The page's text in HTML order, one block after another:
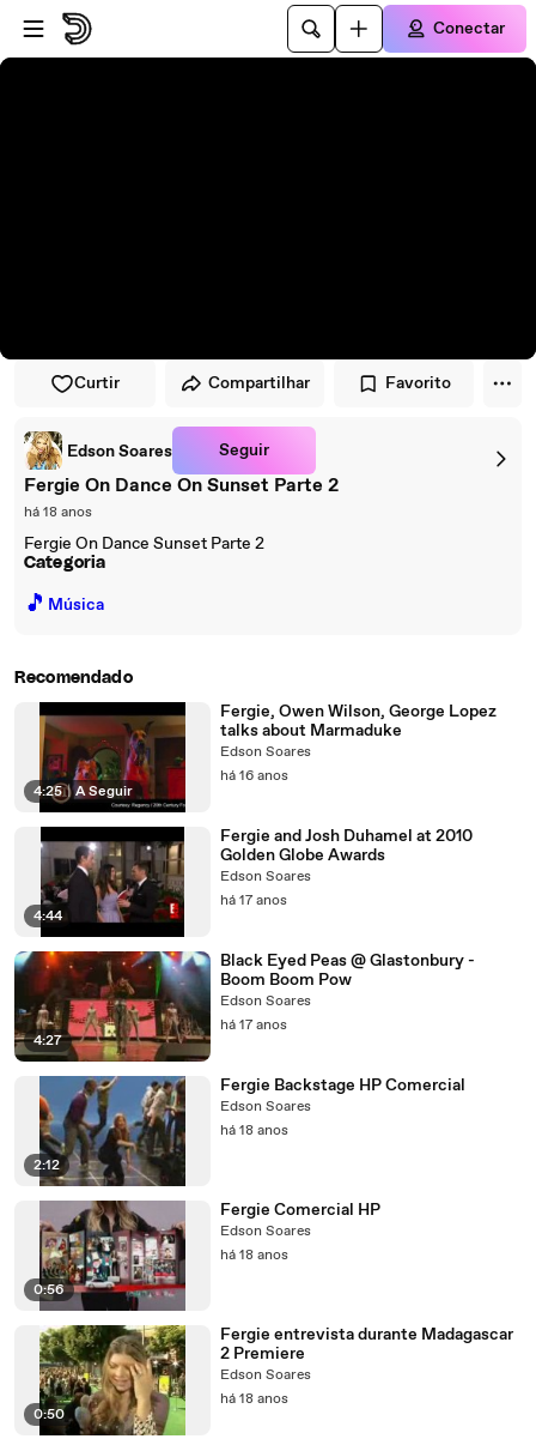
Pular para o player
Ir para o conteúdo principal
Conectar
Curtir Compartilhar Favorito
Edson Soares Seguir
Fergie On Dance On Sunset Parte 2
há 18 anos
Fergie On Dance Sunset Parte 2
Categoria
🎵 Música
Recomendado
4:25 | A Seguir
Fergie, Owen Wilson, George Lopez
talks about Marmaduke
Edson Soares
há 16 anos
4:44
Fergie and Josh Duhamel at 2010
Golden Globe Awards
Edson Soares
há 17 anos
4:27
Black Eyed Peas @ Glastonbury -
Boom Boom Pow
Edson Soares
há 17 anos
2:12
Fergie Backstage HP Comercial
Edson Soares
há 18 anos
0:56
Fergie Comercial HP
Edson Soares
há 18 anos
0:50
Fergie entrevista durante Madagascar
2 Premiere
Edson Soares
há 18 anos